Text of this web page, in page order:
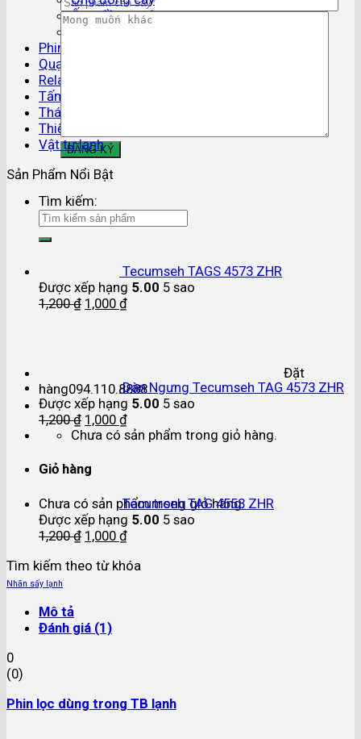
Tìm kiếm:
Đặt
hàng094.110.8888
Chưa có sản phẩm trong giỏ hàng.
Giỏ hàng
Chưa có sản phẩm trong giỏ hàng.
Ống đồng cuộn
Phụ kiện ống đồng
Phin lọc gas
Quạt dàn lạnh
Relay áp suất
Tấm cách nhiệt
Tháp giải nhiệt
Thiết bị điều khiển
Vật tư lạnh
Sản Phẩm Nổi Bật
Tecumseh TAGS 4573 ZHR
Được xếp hạng 5.00 5 sao
1,200₫ 1,000 ₫
Dàn Ngưng Tecumseh TAG 4573 ZHR
Được xếp hạng 5.00 5 sao
1,200₫ 1,000 ₫
Tecumseh TAG 4553 ZHR
Được xếp hạng 5.00 5 sao
1,200₫ 1,000 ₫
Tìm kiếm theo từ khóa
Nhãn sấy lạnh
Mô tả
Đánh giá (1)
0
(0)
Phin lọc dùng trong TB lạnh